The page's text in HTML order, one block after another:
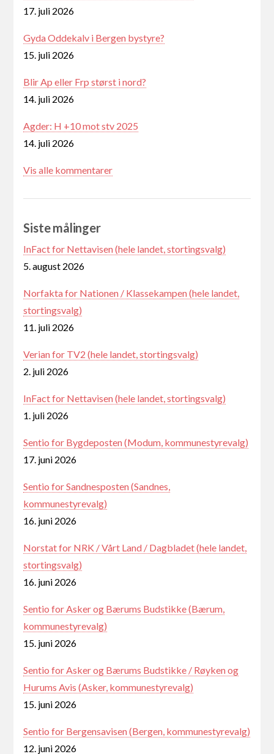
17. juli 2026
Gyda Oddekalv i Bergen bystyre?
15. juli 2026
Blir Ap eller Frp størst i nord?
14. juli 2026
Agder: H +10 mot stv 2025
14. juli 2026
Vis alle kommentarer
Siste målinger
InFact for Nettavisen (hele landet, stortingsvalg)
5. august 2026
Norfakta for Nationen / Klassekampen (hele landet,
stortingsvalg)
11. juli 2026
Verian for TV2 (hele landet, stortingsvalg)
2. juli 2026
InFact for Nettavisen (hele landet, stortingsvalg)
1. juli 2026
Sentio for Bygdeposten (Modum, kommunestyrevalg)
17. juni 2026
Sentio for Sandnesposten (Sandnes,
kommunestyrevalg)
16. juni 2026
Norstat for NRK / Vårt Land / Dagbladet (hele landet,
stortingsvalg)
16. juni 2026
Sentio for Asker og Bærums Budstikke (Bærum,
kommunestyrevalg)
15. juni 2026
Sentio for Asker og Bærums Budstikke / Røyken og
Hurums Avis (Asker, kommunestyrevalg)
15. juni 2026
Sentio for Bergensavisen (Bergen, kommunestyrevalg)
12. juni 2026